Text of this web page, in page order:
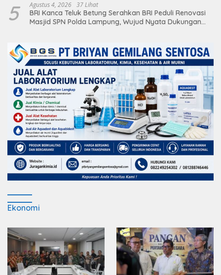
5 Agustus 4, 2026 37 Lihat
BRI Kanca Teluk Betung Serahkan BRI Peduli Renovasi
Masjid SPN Polda Lampung, Wujud Nyata Dukungan
Ekonomi